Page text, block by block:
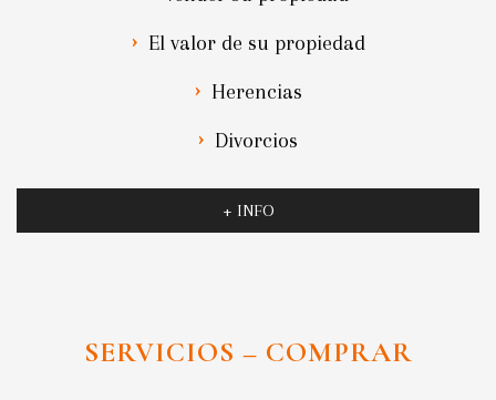
El valor de su propiedad
Herencias
Divorcios
+ INFO
SERVICIOS – COMPRAR